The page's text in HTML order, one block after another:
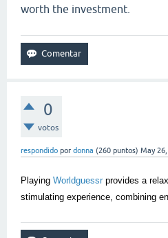
worth the investment.
0
votos
respondido por donna (260 puntos) May
Playing Worldguessr provides a
stimulating experience, combining